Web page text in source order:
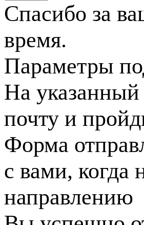
Спасибо за
время.
Параметры
На указанный
почту и
Форма
с вами, когда
направлению